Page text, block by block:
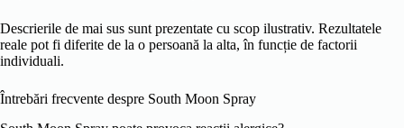
Descrierile de mai sus sunt prezentate cu scop ilustrativ. Rezultatele
reale pot fi diferite de la o persoană la alta, în funcție de factorii
individuali.
Întrebări frecvente despre South Moon Spray